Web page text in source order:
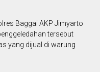
Baggai AKP Jimyarto
tersebut
yang dijual di warung